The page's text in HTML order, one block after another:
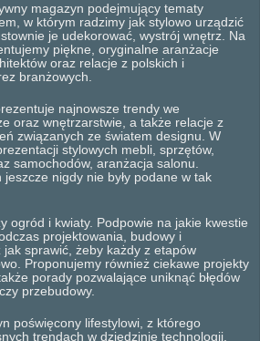
magazyn podejmujący tematy
w którym radzimy jak stylowo urządzić
je udekorować, wystrój wnętrz. Na
piękne, oryginalne aranżacje
oraz relacje z polskich i
branżowych.
najnowsze trendy we
oraz wnętrzarstwie, a także relacje z
związanych ze światem designu. W
stylowych mebli, sprzętów,
samochodów, aranżacja salonu.
nigdy nie były podane w tak
ogród i kwiaty. Podpowie na jakie kwestie
projektowania, budowy i
sprawić, żeby każdy z etapów
Proponujemy również ciekawe projekty
porady pozwalające uniknąć błędów
przebudowy.
poświęcony lifestylowi, z którego
trendach w dziedzinie technologii,